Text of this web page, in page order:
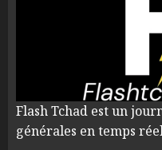
Flash Tchad est un
générales en temps